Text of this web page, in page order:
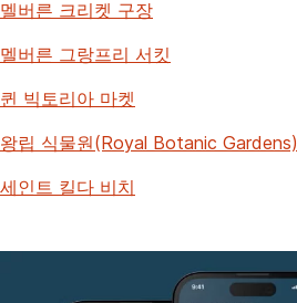
멜버른 크리켓 구장
멜버른 그랑프리 서킷
퀸 빅토리아 마켓
왕립 식물원(Royal Botanic Gardens)
세인트 킬다 비치